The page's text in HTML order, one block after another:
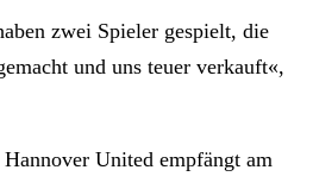
zwei Spieler gespielt, die
und uns teuer verkauft«,
United empfängt am